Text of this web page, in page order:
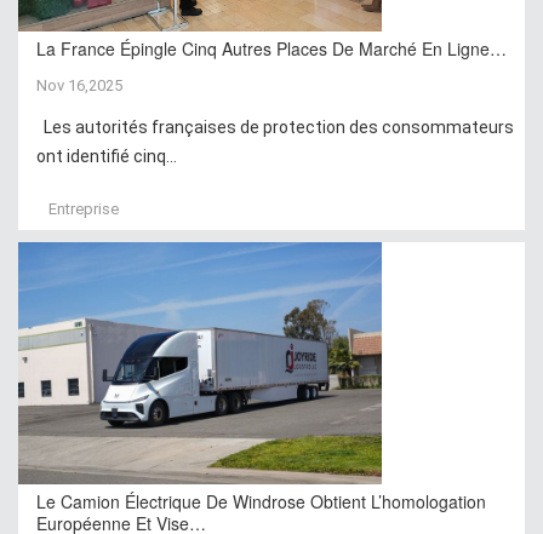
La France Épingle Cinq Autres Places De Marché En Ligne…
Nov 16,2025
Les autorités françaises de protection des consommateurs
ont identifié cinq...
Entreprise
Le Camion Électrique De Windrose Obtient L’homologation
Européenne Et Vise…